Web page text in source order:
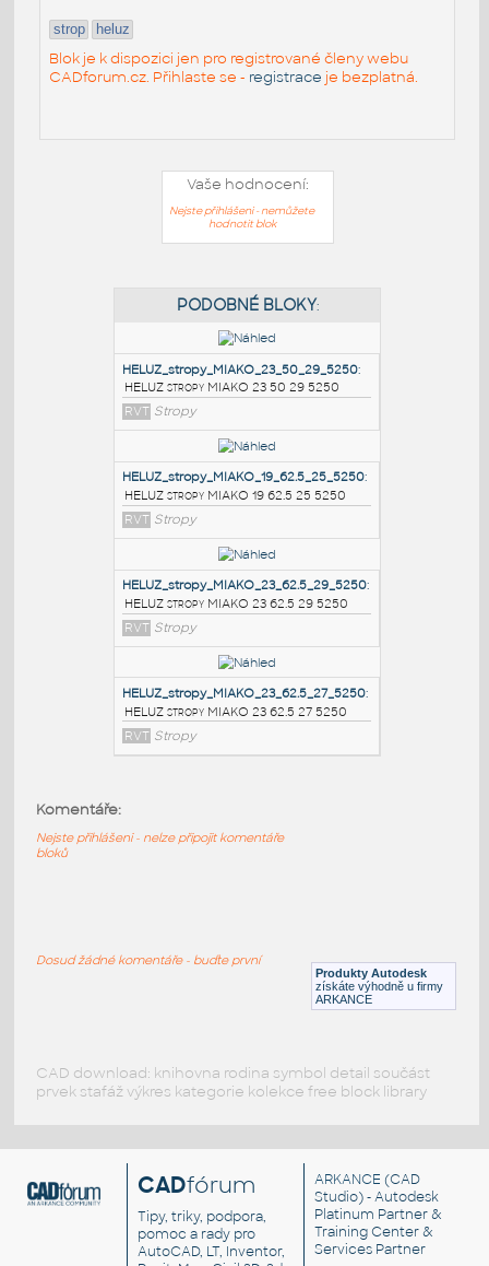
strop heluz
Blok je k dispozici jen pro registrované členy webu
CADforum.cz. Přihlaste se - registrace je bezplatná.
Vaše hodnocení:
Nejste přihlášeni - nemůžete
hodnotit blok
PODOBNÉ BLOKY
HELUZ_stropy_MIAKO_23_50_29_5250
HELUZ stropy MIAKO 23 50 29 5250
RVT Stropy
HELUZ_stropy_MIAKO_19_62.5_25_5250
HELUZ stropy MIAKO 19 62.5 25 5250
RVT Stropy
HELUZ stropy MIAKO 23 62.5 29 5250
HELUZ stropy MIAKO 23 62.5 27 5250
Produkty Autodesk
získáte výhodně u firmy
ARKANCE
Komentáře:
Nejste přihlášeni - nelze připojit komentáře
bloků
Dosud žádné komentáře - buďte první
CAD download: knihovna rodina symbol detail součást
prvek stafáž výkres kategorie kolekce free block library
CADfórum
Tipy, triky, podpora,
pomoc a rady pro
AutoCAD, LT, Inventor,
ARKANCE (CAD
Studio) - Autodesk
Platinum Partner &
Training Center &
Services Partner